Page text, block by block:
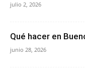
julio 2, 2026
Qué hacer en
junio 28, 2026